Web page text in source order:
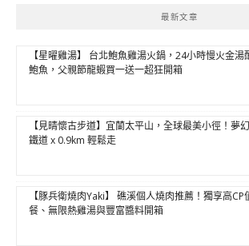
最新文章
【星曜雞湯】 台北鮑魚雞湯火鍋，24小時慢火金湯
鮑魚，父親節龍蝦買一送一超狂開箱
【見晴懷古步道】宜蘭太平山，全球最美小徑！夢
鐵道 x 0.9km 輕鬆走
【豚兵衛燒肉Yaki】 礁溪個人燒肉推薦！獨享高CP
餐、無限熱雞湯與豐富醬料開箱